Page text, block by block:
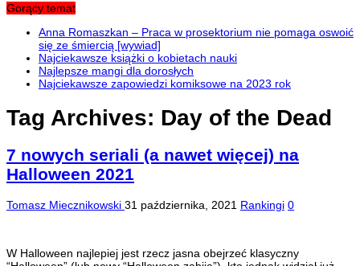
Gorący temat
Anna Romaszkan – Praca w prosektorium nie pomaga oswoić
się ze śmiercią [wywiad]
Najciekawsze książki o kobietach nauki
Najlepsze mangi dla dorosłych
Najciekawsze zapowiedzi komiksowe na 2023 rok
Tag Archives: Day of the Dead
7 nowych seriali (a nawet więcej) na
Halloween 2021
Tomasz Miecznikowski 31 października, 2021 Rankingi 0
W Halloween najlepiej jest rzecz jasna obejrzeć klasyczny